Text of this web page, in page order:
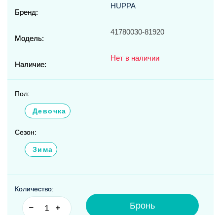
Бренд:
HUPPA
Модель:
41780030-81920
Наличие:
Нет в наличии
Пол:
Девочка
Сезон:
Зима
Количество:
Бронь